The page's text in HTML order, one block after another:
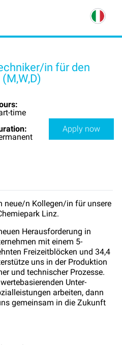
in für den
time
Apply now
neue/n Kollegen/in für unsere
Linz.
Herausforderung in
mit einem 5-
Freizeitblöcken und 34,4
uns in der Produktion
und technischer Prozesse.
Unter-
arbeiten, dann
gemeinsam in die Zukunft